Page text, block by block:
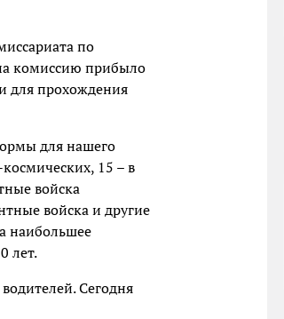
по
комиссию прибыло
для прохождения
для нашего
15 – в
войска
войска и другие
наибольшее
лет.
Сегодня